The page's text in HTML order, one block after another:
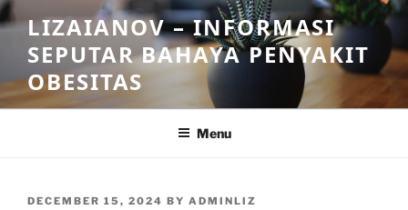
Skip
to
content
LIZAIANOV – INFORMASI
SEPUTAR BAHAYA PENYAKIT
OBESITAS
Menu
POSTED
DECEMBER 15, 2024 BY ADMINLIZ